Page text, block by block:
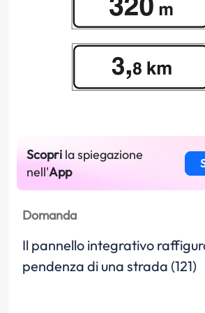
Scopri la spiegazione
nell'App
Domanda
Il pannello integrativo
pendenza di una strada (121)